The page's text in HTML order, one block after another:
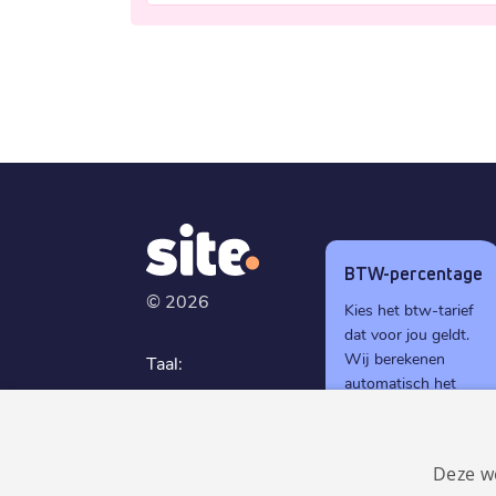
© 2026
Taal:
Nederlands
BTW-percentage
Kies het btw-tarief
dat voor jou geldt.
Wij berekenen
automatisch het
Deze